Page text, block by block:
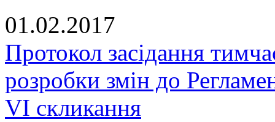
01.02.2017
Протокол засідання
розробки змін до
VI скликання